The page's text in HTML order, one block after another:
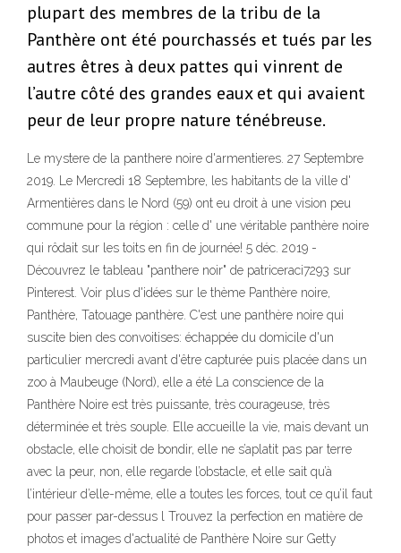
plupart des membres de la tribu de la
Panthère ont été pourchassés et tués par les
autres êtres à deux pattes qui vinrent de
l’autre côté des grandes eaux et qui avaient
peur de leur propre nature ténébreuse.
Le mystere de la panthere noire d'armentieres. 27 Septembre
2019. Le Mercredi 18 Septembre, les habitants de la ville d'
Armentières dans le Nord (59) ont eu droit à une vision peu
commune pour la région : celle d' une véritable panthère noire
qui rôdait sur les toits en fin de journée! 5 déc. 2019 -
Découvrez le tableau "panthere noir" de patriceraci7293 sur
Pinterest. Voir plus d'idées sur le thème Panthère noire,
Panthère, Tatouage panthère. C'est une panthère noire qui
suscite bien des convoitises: échappée du domicile d'un
particulier mercredi avant d'être capturée puis placée dans un
zoo à Maubeuge (Nord), elle a été La conscience de la
Panthère Noire est très puissante, très courageuse, très
déterminée et très souple. Elle accueille la vie, mais devant un
obstacle, elle choisit de bondir, elle ne s’aplatit pas par terre
avec la peur, non, elle regarde l’obstacle, et elle sait qu’à
l’intérieur d’elle-même, elle a toutes les forces, tout ce qu’il faut
pour passer par-dessus l Trouvez la perfection en matière de
photos et images d'actualité de Panthère Noire sur Getty